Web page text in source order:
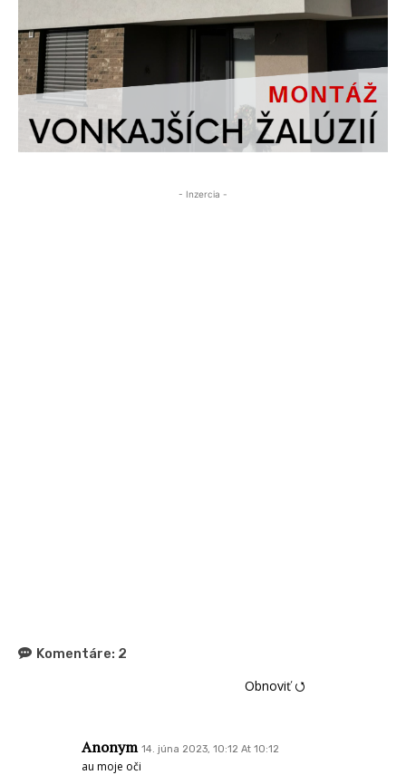
- Inzercia -
Komentáre: 2
Obnoviť ⭯
Anonym 14. júna 2023, 10:12 At 10:12
au moje oči